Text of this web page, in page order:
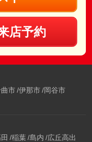
店予約
市 伊那市 岡谷市
稲葉 島内 広丘高出